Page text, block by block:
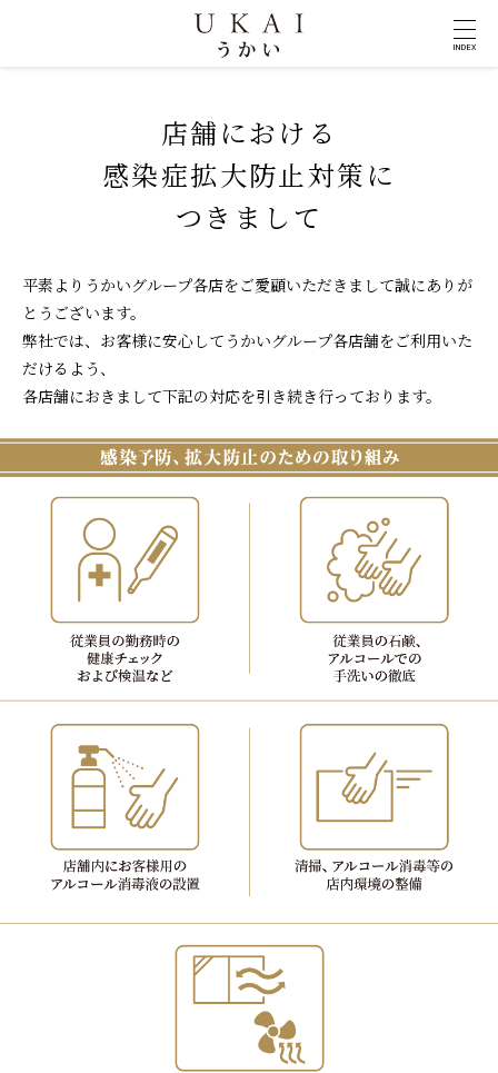
INDEX
店舗における
感染症拡大防止対策に
つきまして
平素よりうかいグループ各店をご愛顧いただきまして誠にありが
とうございます。
弊社では、お客様に安心してうかいグループ各店舗をご利用いた
だけるよう、
各店舗におきまして下記の対応を引き続き行っております。